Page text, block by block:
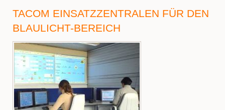
TACOM EINSATZZENTRALEN FÜR DEN
BLAULICHT-BEREICH